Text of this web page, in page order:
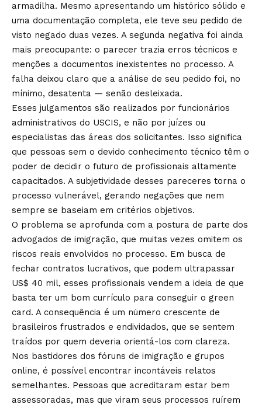
armadilha. Mesmo apresentando um histórico sólido e
uma documentação completa, ele teve seu pedido de
visto negado duas vezes. A segunda negativa foi ainda
mais preocupante: o parecer trazia erros técnicos e
menções a documentos inexistentes no processo. A
falha deixou claro que a análise de seu pedido foi, no
mínimo, desatenta — senão desleixada.
Esses julgamentos são realizados por funcionários
administrativos do USCIS, e não por juízes ou
especialistas das áreas dos solicitantes. Isso significa
que pessoas sem o devido conhecimento técnico têm o
poder de decidir o futuro de profissionais altamente
capacitados. A subjetividade desses pareceres torna o
processo vulnerável, gerando negações que nem
sempre se baseiam em critérios objetivos.
O problema se aprofunda com a postura de parte dos
advogados de imigração, que muitas vezes omitem os
riscos reais envolvidos no processo. Em busca de
fechar contratos lucrativos, que podem ultrapassar
US$ 40 mil, esses profissionais vendem a ideia de que
basta ter um bom currículo para conseguir o green
card. A consequência é um número crescente de
brasileiros frustrados e endividados, que se sentem
traídos por quem deveria orientá-los com clareza.
Nos bastidores dos fóruns de imigração e grupos
online, é possível encontrar incontáveis relatos
semelhantes. Pessoas que acreditaram estar bem
assessoradas, mas que viram seus processos ruírem